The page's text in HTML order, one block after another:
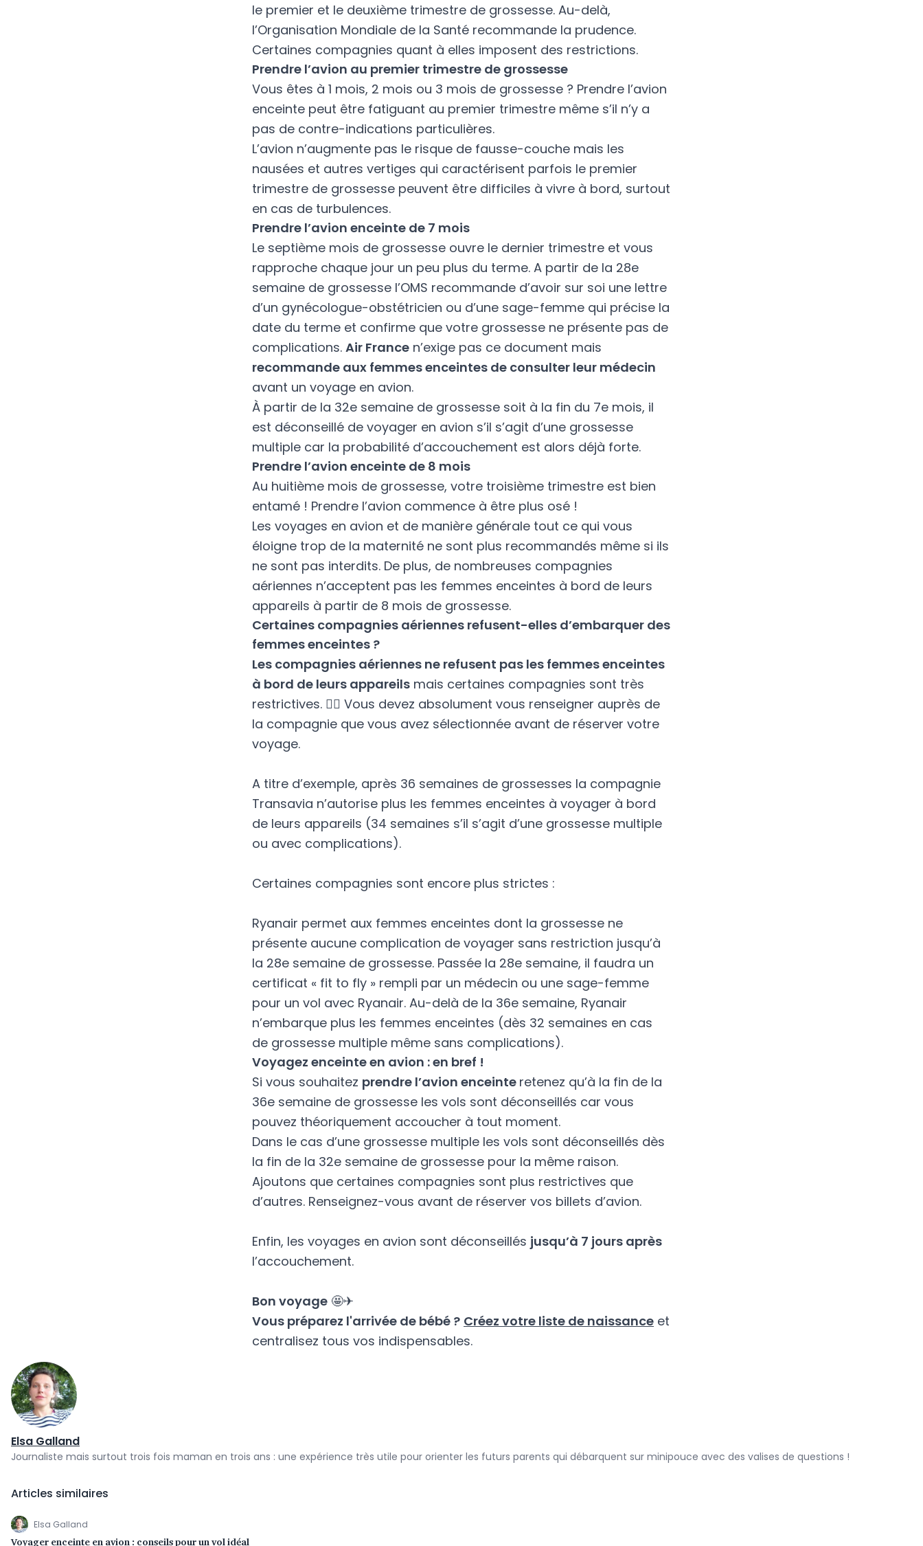
le premier et le deuxième trimestre de grossesse. Au-delà,
l’Organisation Mondiale de la Santé recommande la prudence.
Certaines compagnies quant à elles imposent des restrictions.
Prendre l’avion au premier trimestre de grossesse
Vous êtes à 1 mois, 2 mois ou 3 mois de grossesse ? Prendre l’avion
enceinte peut être fatiguant au premier trimestre même s’il n’y a
pas de contre-indications particulières.
L’avion n’augmente pas le risque de fausse-couche mais les
nausées et autres vertiges qui caractérisent parfois le premier
trimestre de grossesse peuvent être difficiles à vivre à bord, surtout
en cas de turbulences.
Prendre l’avion enceinte de 7 mois
Le septième mois de grossesse ouvre le dernier trimestre et vous
rapproche chaque jour un peu plus du terme. A partir de la 28e
semaine de grossesse l’OMS recommande d’avoir sur soi une lettre
d’un gynécologue-obstétricien ou d’une sage-femme qui précise la
date du terme et confirme que votre grossesse ne présente pas de
complications. Air France n’exige pas ce document mais
recommande aux femmes enceintes de consulter leur médecin
avant un voyage en avion.
À partir de la 32e semaine de grossesse soit à la fin du 7e mois, il
est déconseillé de voyager en avion s’il s’agit d’une grossesse
multiple car la probabilité d’accouchement est alors déjà forte.
Prendre l’avion enceinte de 8 mois
Au huitième mois de grossesse, votre troisième trimestre est bien
entamé ! Prendre l’avion commence à être plus osé !
Les voyages en avion et de manière générale tout ce qui vous
éloigne trop de la maternité ne sont plus recommandés même si ils
ne sont pas interdits. De plus, de nombreuses compagnies
aériennes n’acceptent pas les femmes enceintes à bord de leurs
appareils à partir de 8 mois de grossesse.
Certaines compagnies aériennes refusent-elles d’embarquer des
femmes enceintes ?
Les compagnies aériennes ne refusent pas les femmes enceintes
à bord de leurs appareils mais certaines compagnies sont très
restrictives. 👉🏼 Vous devez absolument vous renseigner auprès de
la compagnie que vous avez sélectionnée avant de réserver votre
voyage.
A titre d’exemple, après 36 semaines de grossesses la compagnie
Transavia n’autorise plus les femmes enceintes à voyager à bord
de leurs appareils (34 semaines s’il s’agit d’une grossesse multiple
ou avec complications).
Certaines compagnies sont encore plus strictes :
Ryanair permet aux femmes enceintes dont la grossesse ne
présente aucune complication de voyager sans restriction jusqu’à
la 28e semaine de grossesse. Passée la 28e semaine, il faudra un
certificat « fit to fly » rempli par un médecin ou une sage-femme
pour un vol avec Ryanair. Au-delà de la 36e semaine, Ryanair
n’embarque plus les femmes enceintes (dès 32 semaines en cas
de grossesse multiple même sans complications).
Voyagez enceinte en avion : en bref !
Si vous souhaitez prendre l’avion enceinte retenez qu’à la fin de la
36e semaine de grossesse les vols sont déconseillés car vous
pouvez théoriquement accoucher à tout moment.
Dans le cas d’une grossesse multiple les vols sont déconseillés dès
la fin de la 32e semaine de grossesse pour la même raison.
Ajoutons que certaines compagnies sont plus restrictives que
d’autres. Renseignez-vous avant de réserver vos billets d’avion.
Enfin, les voyages en avion sont déconseillés jusqu’à 7 jours après
l’accouchement.
Bon voyage 🤩✈
Vous préparez l'arrivée de bébé ? Créez votre liste de naissance et
centralisez tous vos indispensables.
Elsa Galland
Journaliste mais surtout trois fois maman en trois ans : une expérience très utile pour orienter les futurs parents qui débarquent sur minipouce avec des valises de questions !
Articles similaires
Elsa Galland
Voyager enceinte en avion : conseils pour un vol idéal